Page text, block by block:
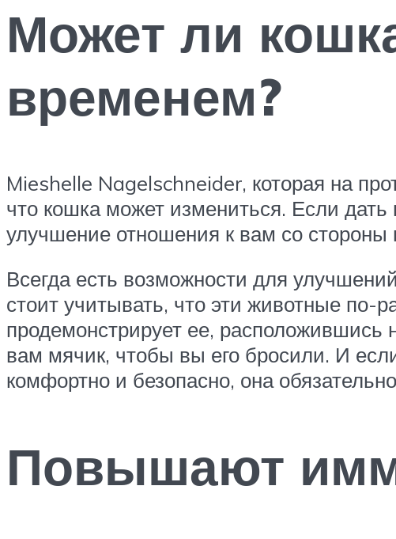
Может ли
временем?
Mieshelle Nagelschneider, которая на
что кошка может измениться. Если
улучшение отношения к вам со
Всегда есть возможности для
стоит учитывать, что эти животные
продемонстрирует ее,
вам мячик, чтобы вы его бросили. И
комфортно и безопасно, она
Повышают